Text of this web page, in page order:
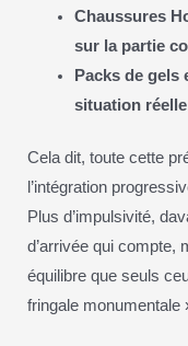
Chaussures
sur la partie
Packs de gels
situation réelle
Cela dit, toute cette
l’intégration
Plus d’impulsivité,
d’arrivée qui compte,
équilibre que seuls
fringale monumentale